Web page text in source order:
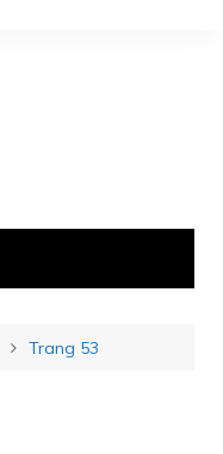
Trang 53